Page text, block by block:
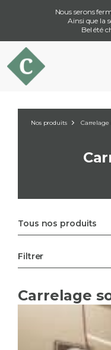
Nous serons
Ainsi que la
Bel été
Nos produits
Tous nos produits
Filtrer
Carrelage